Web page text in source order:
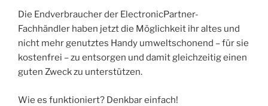
Die Endverbraucher der ElectronicPartner-
Fachhändler haben jetzt die Möglichkeit ihr altes und
nicht mehr genutztes Handy umweltschonend – für sie
kostenfrei – zu entsorgen und damit gleichzeitig einen
guten Zweck zu unterstützen.
Wie es funktioniert? Denkbar einfach!